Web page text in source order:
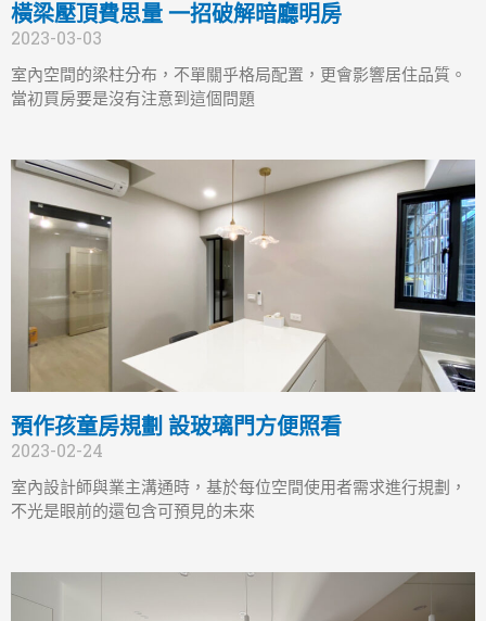
橫梁壓頂費思量 一招破解暗廳明房
2023-03-03
室內空間的梁柱分布，不單關乎格局配置，更會影響居住品質。
當初買房要是沒有注意到這個問題
預作孩童房規劃 設玻璃門方便照看
2023-02-24
室內設計師與業主溝通時，基於每位空間使用者需求進行規劃，
不光是眼前的還包含可預見的未來